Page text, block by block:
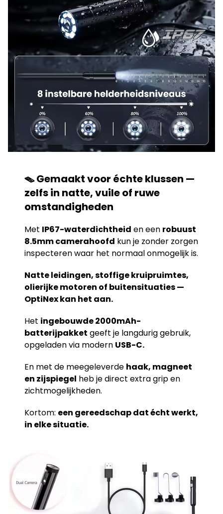
🪤 Gemaakt voor échte klussen —
zelfs in natte, vuile of ruwe
omstandigheden
Met IP67-waterdichtheid en een robuust
8.5mm camerahoofd kun je zonder zorgen
inspecteren waar het normaal onmogelijk is.
Natte leidingen, stoffige kruipruimtes,
olierijke motoren of buitensituaties —
OptiNex kan het aan.
Het ingebouwde 2000mAh-
batterijpakket geeft je langdurig gebruik,
opgeladen via modern USB-C.
En met de meegeleverde haak, magneet
en zijspiegel heb je direct extra grip en
zichtmogelijkheden.
Kortom: een gereedschap dat écht werkt,
in elke situatie.